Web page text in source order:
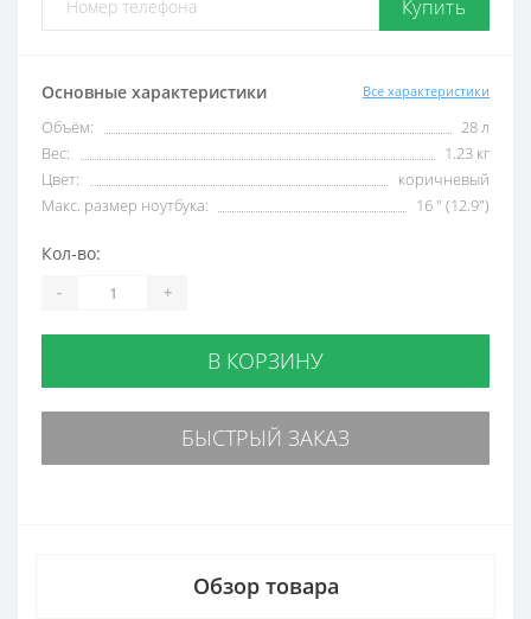
Купить
Основные характеристики Все характеристики
Объём:
28 л
Вес:
1.23 кг
Цвет:
коричневый
Макс. размер ноутбука:
16 " (12.9")
Кол-во:
- +
В КОРЗИНУ
БЫСТРЫЙ ЗАКАЗ
Обзор товара